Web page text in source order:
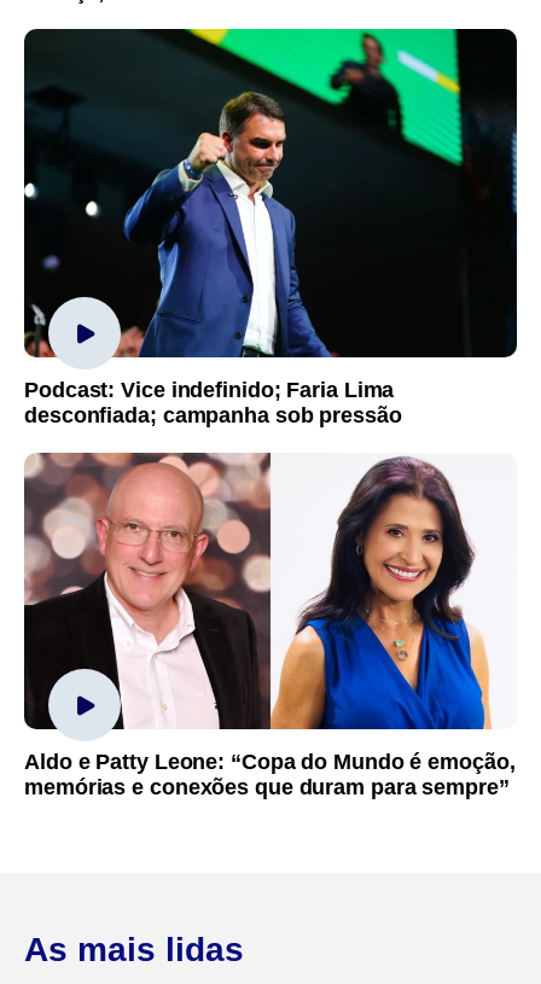
Podcast: Vice indefinido; Faria Lima
desconfiada; campanha sob pressão
Aldo e Patty Leone: “Copa do Mundo é emoção,
memórias e conexões que duram para sempre”
As mais lidas